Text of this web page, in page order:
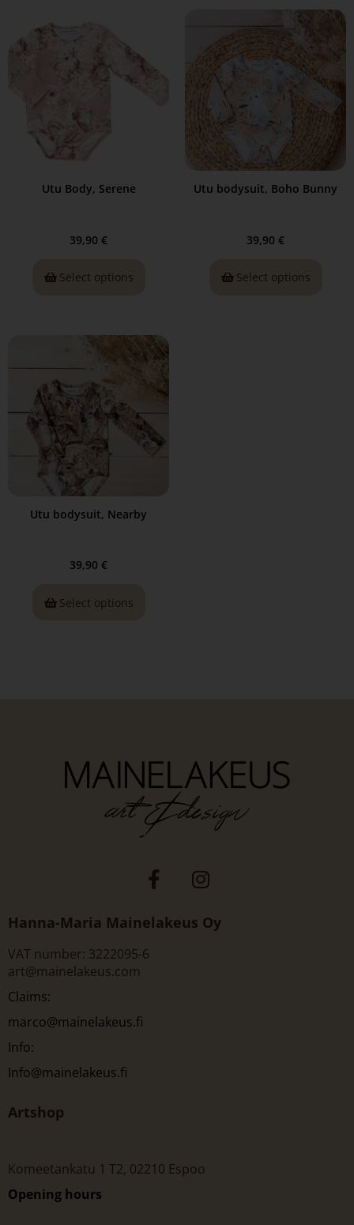
Utu Body, Serene
39,90 €
Select options
Utu bodysuit, Boho Bunny
39,90 €
Select options
Utu bodysuit, Nearby
39,90 €
Select options
Hanna-Maria Mainelakeus Oy
VAT number: 3222095-6
art@mainelakeus.com
Claims:
marco@mainelakeus.fi
Info:
Info@mainelakeus.fi
Artshop
Komeetankatu 1 T2, 02210 Espoo
Opening hours